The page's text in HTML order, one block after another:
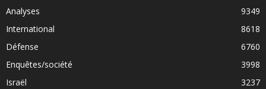
Analyses
9349
International
8618
Défense
6760
Enquêtes/société
3998
Israël
3237